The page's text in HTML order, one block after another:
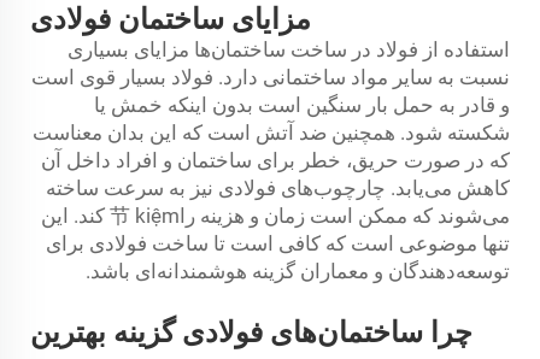
مزایای ساختمان فولادی
استفاده از فولاد در ساخت ساختمان‌ها مزایای بسیاری
نسبت به سایر مواد ساختمانی دارد. فولاد بسیار قوی است
و قادر به حمل بار سنگین است بدون اینکه خمش یا
شکسته شود. همچنین ضد آتش است که این بدان معناست
که در صورت حریق، خطر برای ساختمان و افراد داخل آن
کاهش می‌یابد. چارچوب‌های فولادی نیز به سرعت ساخته
می‌شوند که ممکن است زمان و هزینه را节 kiệm کند. این
تنها موضوعی است که کافی است تا ساخت فولادی برای
توسعه‌دهندگان و معماران گزینه هوشمندانه‌ای باشد.
چرا ساختمان‌های فولادی گزینه بهترین